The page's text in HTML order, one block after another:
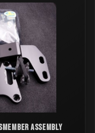
Assembly